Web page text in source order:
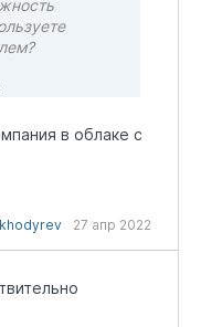
в облаке с
khodyrev 27 апр 2022